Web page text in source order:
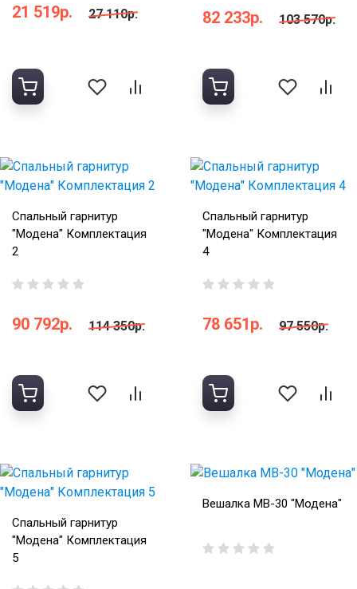
21 519р. 27 110р. 82 233р. 103 570р.
Спальный гарнитур
"Модена" Комплектация
2
90 792р. 114 350р.
Спальный гарнитур
"Модена" Комплектация
4
78 651р. 97 550р.
Спальный гарнитур
"Модена" Комплектация
5
Вешалка МВ-30 "Модена"